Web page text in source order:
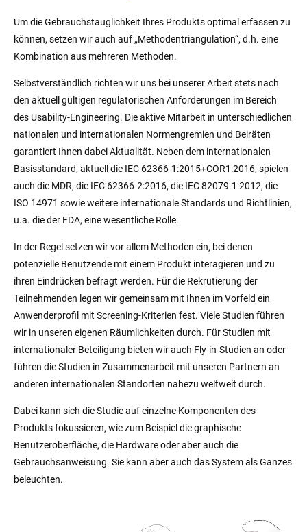
Um die Gebrauchstauglichkeit Ihres Produkts optimal erfassen zu
können, setzen wir auch auf „Methodentriangulation“, d.h. eine
Kombination aus mehreren Methoden.
Selbstverständlich richten wir uns bei unserer Arbeit stets nach
den aktuell gültigen regulatorischen Anforderungen im Bereich
des Usability-Engineering. Die aktive Mitarbeit in unterschiedlichen
nationalen und internationalen Normengremien und Beiräten
garantiert Ihnen dabei Aktualität. Neben dem internationalen
Basisstandard, aktuell die IEC 62366-1:2015+COR1:2016, spielen
auch die MDR, die IEC 62366-2:2016, die IEC 82079-1:2012, die
ISO 14971 sowie weitere internationale Standards und Richtlinien,
u.a. die der FDA, eine wesentliche Rolle.
In der Regel setzen wir vor allem Methoden ein, bei denen
potenzielle Benutzende mit einem Produkt interagieren und zu
ihren Eindrücken befragt werden. Für die Rekrutierung der
Teilnehmenden legen wir gemeinsam mit Ihnen im Vorfeld ein
Anwenderprofil mit Screening-Kriterien fest. Viele Studien führen
wir in unseren eigenen Räumlichkeiten durch. Für Studien mit
internationaler Beteiligung bieten wir auch Fly-in-Studien an oder
führen die Studien in Zusammenarbeit mit unseren Partnern an
anderen internationalen Standorten nahezu weltweit durch.
Dabei kann sich die Studie auf einzelne Komponenten des
Produkts fokussieren, wie zum Beispiel die graphische
Benutzeroberfläche, die Hardware oder aber auch die
Gebrauchsanweisung. Sie kann aber auch das System als Ganzes
beleuchten.